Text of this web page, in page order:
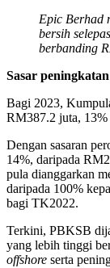
Epic Berhad
bersih
berbanding
Sasar
Bagi 2023,
RM387.2 juta,
Dengan sasaran
14%, daripada
pula dianggarkan
daripada 100%
bagi TK2022.
Terkini, PBKSB
yang lebih tinggi
offshore serta